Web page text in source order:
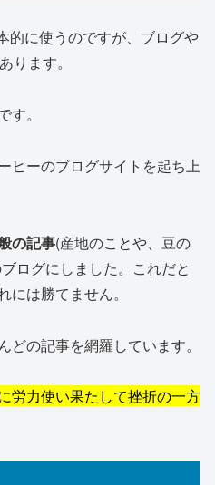
的に使うのですが、ブログや
ります。
す。
ヒーのブログサイトを起ち上
の記事(産地のことや、豆の
ログにしました。これだと
は勝てません。
の記事を網羅しています。
労力使い果たして挫折の一方